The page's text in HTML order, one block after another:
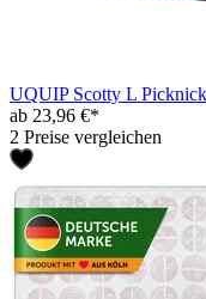
UQUIP Scotty L
ab 23,96 €*
2 Preise vergleichen